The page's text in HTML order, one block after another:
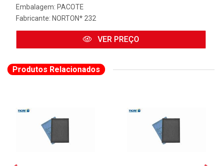
Embalagem: PACOTE
Fabricante: NORTON* 232
VER PREÇO
Produtos Relacionados